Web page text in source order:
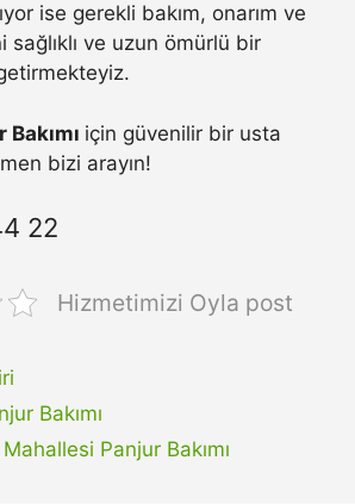
ise gerekli bakım, onarım ve
sağlıklı ve uzun ömürlü bir
için güvenilir bir usta
bizi arayın!
22
Hizmetimizi Oyla post
Bakımı
Panjur Bakımı